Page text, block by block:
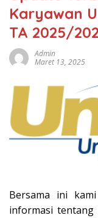
Karyawan
TA 2025/
Admin
Maret 13, 2025
Bersama ini kami
informasi tentang